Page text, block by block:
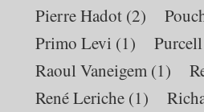
Pierre Hadot (2)
Primo Levi (1) Purcell
Raoul Vaneigem (1)
René Leriche (1)